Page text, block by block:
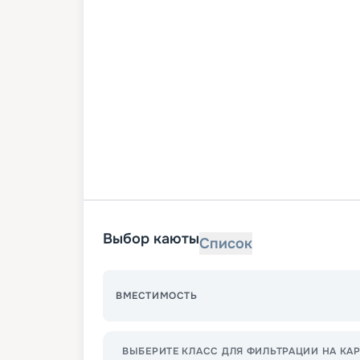
Выбор каютыСписок
ВМЕСТИМОСТЬ
ВЫБЕРИТЕ КЛАСС ДЛЯ ФИЛЬТРАЦИИ НА